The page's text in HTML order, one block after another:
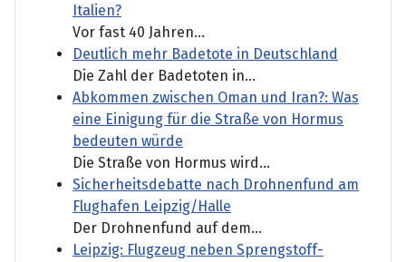
Italien?
Vor fast 40 Jahren...
Deutlich mehr Badetote in Deutschland
Die Zahl der Badetoten in...
Abkommen zwischen Oman und Iran?: Was
eine Einigung für die Straße von Hormus
bedeuten würde
Die Straße von Hormus wird...
Sicherheitsdebatte nach Drohnenfund am
Flughafen Leipzig/Halle
Der Drohnenfund auf dem...
Leipzig: Flugzeug neben Sprengstoff-